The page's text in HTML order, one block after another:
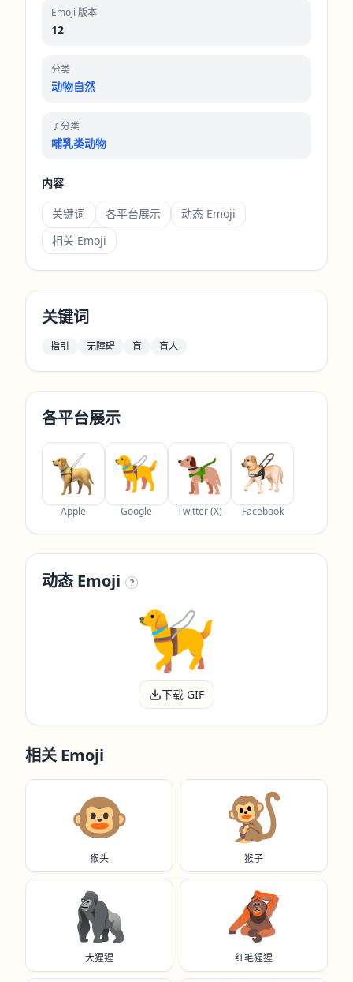
Emoji 版本
12
分类
动物自然
子分类
哺乳类动物
内容
关键词 各平台展示
动态 Emoji
相关 Emoji
关键词
指引 无障碍 盲 盲人
各平台展示
Apple Google Twitter (X) Facebook
动态 Emoji ?
下载 GIF
相关 Emoji
🐵
猴头
🐒
猴子
🦍
大猩猩
🦧
红毛猩猩